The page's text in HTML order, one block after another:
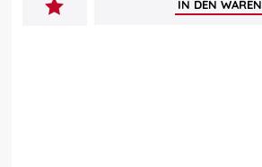
IN DEN